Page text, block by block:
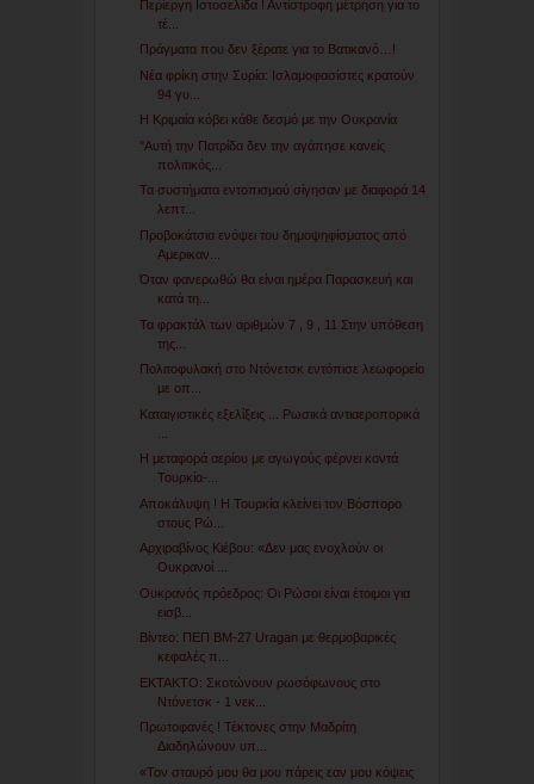
Περίεργη Ιστοσελίδα ! Αντίστροφη μέτρηση για το
τέ...
Πράγματα που δεν ξέρατε για το Βατικανό…!
Νέα φρίκη στην Συρία: Ισλαμοφασίστες κρατούν
94 γυ...
Η Κριμαία κόβει κάθε δεσμό με την Ουκρανία
"Αυτή την Πατρίδα δεν την αγάπησε κανείς
πολιτικός...
Τα συστήματα εντοπισμού σίγησαν με διαφορά 14
λεπτ...
Προβοκάτσια ενόψει του δημοψηφίσματος από
Αμερικαν...
Όταν φανερωθώ θα είναι ημέρα Παρασκευή και
κατά τη...
Τα φρακτάλ των αριθμών 7 , 9 , 11 Στην υπόθεση
της...
Πολιτοφυλακή στο Ντόνετσκ εντόπισε λεωφορείο
με οπ...
Καταιγιστικές εξελίξεις ... Ρωσικά αντιαεροπορικά
Η μεταφορά αερίου με αγωγούς φέρνει κοντά
Τουρκία-...
Αποκάλυψη ! Η Τουρκία κλείνει τον Βόσπορο
στους Ρώ...
Αρχιραβίνος Κιέβου: «Δεν μας ενοχλούν οι
Ουκρανοί ...
Ουκρανός πρόεδρος: Οι Ρώσοι είναι έτοιμοι για
εισβ...
Βίντεο: ΠΕΠ ΒΜ-27 Uragan με θερμοβαρικές
κεφαλές π...
ΕΚΤΑΚΤΟ: Σκοτώνουν ρωσόφωνους στο
Ντόνετσκ - 1 νεκ...
Πρωτοφανές ! Τέκτονες στην Μαδρίτη
Διαδηλώνουν υπ...
«Toν σταυρό μου θα μου πάρεις εαν μου κόψεις